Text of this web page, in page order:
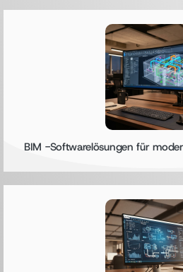
BIM -Softwarelösungen für